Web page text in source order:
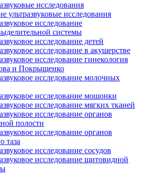
исследования
ультразвуковые исследования
исследование
системы
исследование детей
исследование в акушерстве
исследование гинекология
и Покрыщенко
исследование молочных
исследование мошонки
исследование мягких тканей
исследование органов
полости
исследование органов
таза
исследование сосудов
исследование щитовидной